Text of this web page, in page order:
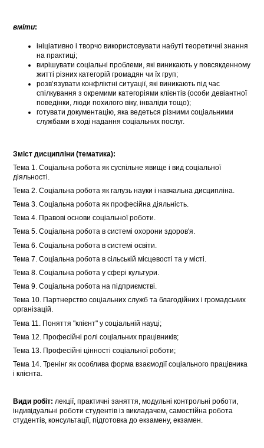
вміти:
ініціативно і творчо використовувати набуті теоретичні знання
на практиці;
вирішувати соціальні проблеми, які виникають у повсякденному
житті різних категорій громадян чи їх груп;
розв’язувати конфліктні ситуації, які виникають під час
спілкування з окремими категоріями клієнтів (особи девіантної
поведінки, люди похилого віку, інваліди тощо);
готувати документацію, яка ведеться різними соціальними
службами в ході надання соціальних послуг.
Зміст дисципліни (тематика):
Тема 1. Соціальна робота як суспільне явище і вид соціальної
діяльності.
Тема 2. Соціальна робота як галузь науки і навчальна дисципліна.
Тема 3. Соціальна робота як професійна діяльність.
Тема 4. Правові основи соціальної роботи.
Тема 5. Соціальна робота в системі охорони здоров'я.
Тема 6. Соціальна робота в системі освіти.
Тема 7. Соціальна робота в сільській місцевості та у місті.
Тема 8. Соціальна робота у сфері культури.
Тема 9. Соціальна робота на підприємстві.
Тема 10. Партнерство соціальних служб та благодійних і громадських
організацій.
Тема 11. Поняття "клієнт" у соціальній науці;
Тема 12. Професійні ролі соціальних працівників;
Тема 13. Професійні цінності соціальної роботи;
Тема 14. Тренінг як особлива форма взаємодії соціального працівника
і клієнта.
Види робіт: лекції, практичні заняття, модульні контрольні роботи,
індивідуальні роботи студентів із викладачем, самостійна робота
студентів, консультації, підготовка до екзамену, екзамен.